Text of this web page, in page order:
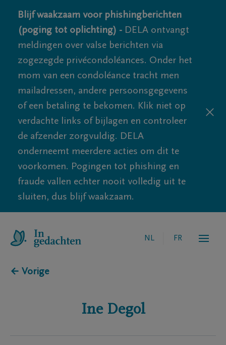
Blijf waakzaam voor phishingberichten
(poging tot oplichting) - DELA ontvangt
meldingen over valse berichten via
zogezegde privécondoléances. Onder het
mom van een condoléance tracht men
mailadressen, andere persoonsgegevens
of een betaling te bekomen. Klik niet op
verdachte links of bijlagen en controleer
de afzender zorgvuldig. DELA
onderneemt meerdere acties om dit te
voorkomen. Pogingen tot phishing en
fraude vallen echter nooit volledig uit te
sluiten, dus blijf waakzaam.
NL FR
← Vorige
Ine Degol